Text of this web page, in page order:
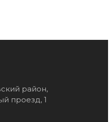
район,
проезд, 1